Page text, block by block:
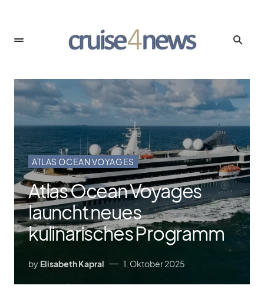
ATLAS OCEAN VOYAGES
Atlas Ocean Voyages
launcht neues
kulinarisches Programm
by Elisabeth Kapral 1. Oktober 2025